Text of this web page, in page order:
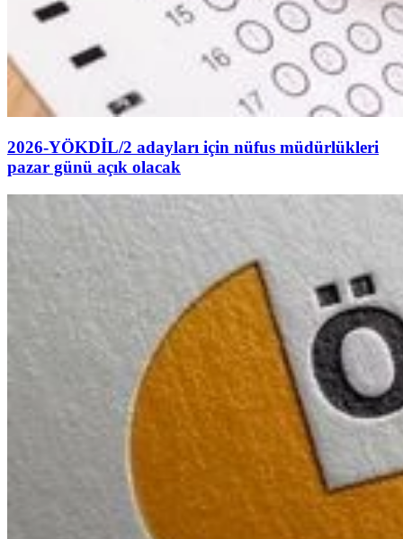
2026-YÖKDİL/2 adayları için nüfus müdürlükleri
pazar günü açık olacak